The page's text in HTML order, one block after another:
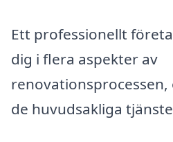
Ett professionellt
dig i flera aspekter av
renovationsprocessen,
de huvudsakliga